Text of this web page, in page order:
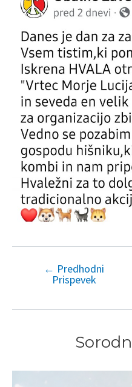
Navigacija
prispevka
← Predhodni
Prispevek